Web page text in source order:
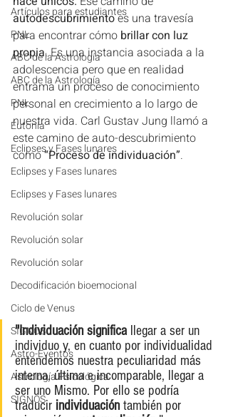
Artículos para estudiantes
PNL
ABC de la Astrología
ABC de la Astrología
PNL
Eutonía
Eclipses y Fases lunares
Eclipses y Fases lunares
Eclipses y Fases lunares
Revolución solar
Revolución solar
Revolución solar
Decodificación bioemocional
Ciclo de Venus
SIGNOS
Astro-Eventos
Astrología Psicológica
SIGNOS
autodescubrimiento es una travesía
para encontrar cómo brillar con luz
propia. Es una instancia asociada a la
adolescencia pero que en realidad
entrama un proceso de conocimiento
personal en crecimiento a lo largo de
nuestra vida. Carl Gustav Jung llamó a
este camino de auto-descubrimiento
como “Proceso de individuación”.
"Individuación significa llegar a ser un
individuo y, en cuanto por individualidad
entendemos nuestra peculiaridad más
interna, última e incomparable, llegar a
ser uno Mismo. Por ello se podría
traducir individuación también por